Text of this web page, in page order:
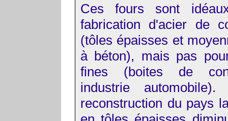
Ces fours sont
fabrication d'acier de
(tôles épaisses et
à béton), mais pas
fines (boites de
industrie
reconstruction du pays